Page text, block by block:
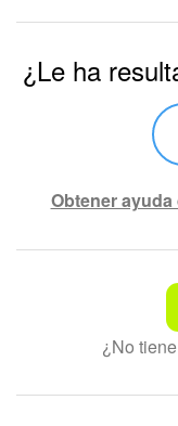
¿Le ha
Obtener
No es lo que
Texto
La información
¿No